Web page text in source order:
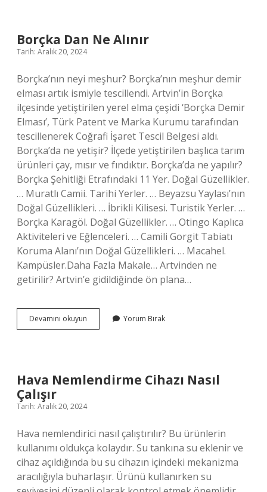
Borçka Dan Ne Alınır
Tarih: Aralık 20, 2024
Borçka’nın neyi meşhur? Borçka’nın meşhur demir
elması artık ismiyle tescillendi. Artvin’in Borçka
ilçesinde yetiştirilen yerel elma çeşidi ‘Borçka Demir
Elması’, Türk Patent ve Marka Kurumu tarafından
tescillenerek Coğrafi İşaret Tescil Belgesi aldı.
Borçka’da ne yetişir? İlçede yetiştirilen başlıca tarım
ürünleri çay, mısır ve fındıktır. Borçka’da ne yapılır?
Borçka Şehitliği Etrafındaki 11 Yer. Doğal Güzellikler.
… Muratlı Camii. Tarihi Yerler. … Beyazsu Yaylası’nın
Doğal Güzellikleri. … İbrikli Kilisesi. Turistik Yerler. …
Borçka Karagöl. Doğal Güzellikler. … Otingo Kaplıca
Aktiviteleri ve Eğlenceleri. … Camili Gorgit Tabiatı
Koruma Alanı’nın Doğal Güzellikleri. … Macahel.
Kampüsler.Daha Fazla Makale… Artvinden ne
getirilir? Artvin’e gidildiğinde ön plana…
Devamını okuyun
Dan
Yorum Bırak
Hava Nemlendirme Cihazı Nasıl
Çalışır
Tarih: Aralık 20, 2024
Hava nemlendirici nasıl çalıştırılır? Bu ürünlerin
kullanımı oldukça kolaydır. Su tankına su eklenir ve
cihaz açıldığında bu su cihazın içindeki mekanizma
aracılığıyla buharlaşır. Ürünü kullanırken su